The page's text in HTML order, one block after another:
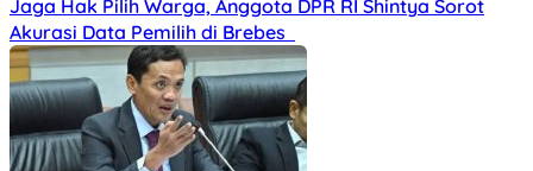
Jaga Hak Pilih Warga, Anggota DPR RI Shintya Sorot
Akurasi Data Pemilih di Brebes